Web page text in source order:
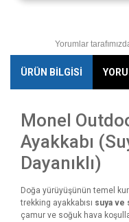
Yorumlar
ÜRÜN BİLGİSİ
Monel
Ayakkabı
Dayanıklı)
Doğa yürüyüşünün temel
trekking ayakkabısı suya ve
çamur ve soğuk hava